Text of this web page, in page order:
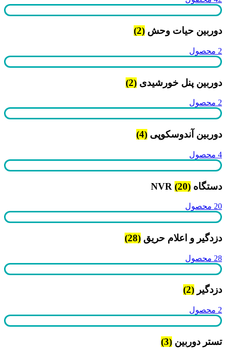
دوربین حیات وحش (2)
2 محصول
دوربین پنل خورشیدی (2)
2 محصول
دوربین آندوسکوپی (4)
4 محصول
دستگاه NVR (20)
20 محصول
دزدگیر و اعلام حریق (28)
28 محصول
دزدگیر (2)
2 محصول
تستر دوربین (3)